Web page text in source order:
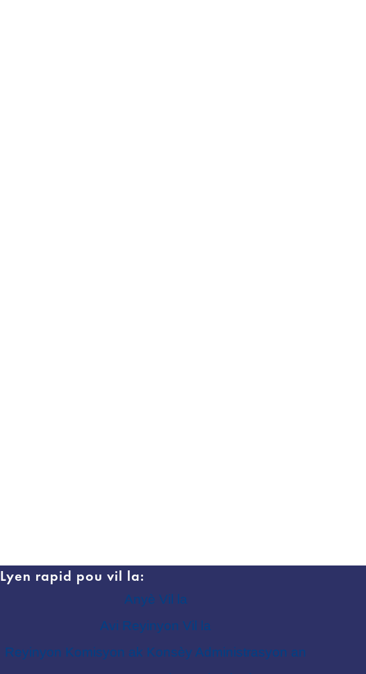
Lyen rapid pou vil la:
Anyè Vil la
Avi Reyinyon Vil la
Reyinyon Komisyon ak Konsèy Administrasyon an